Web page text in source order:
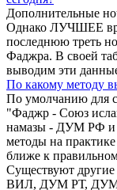
Дополнительные
Однако ЛУЧШЕЕ
последнюю треть
Фаджра. В своей
выводим эти
По какому методу
По умолчанию для
"Фаджр - Союз
намазы - ДУМ РФ и
методы на
ближе к
Существуют другие
ВИЛ, ДУМ РТ,